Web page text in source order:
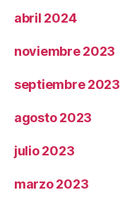
abril 2024
noviembre 2023
septiembre 2023
agosto 2023
julio 2023
marzo 2023